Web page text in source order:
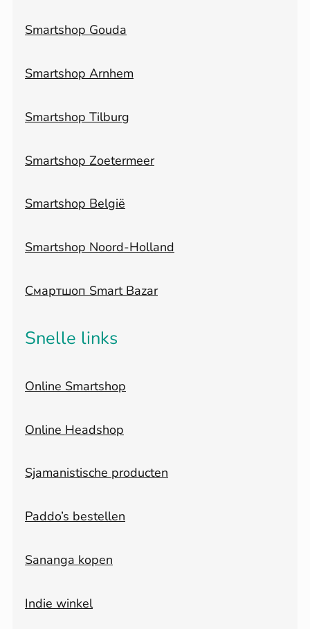
Smartshop Gouda
Smartshop Arnhem
Smartshop Tilburg
Smartshop Zoetermeer
Smartshop België
Smartshop Noord-Holland
Смартшоп Smart Bazar
Snelle links
Online Smartshop
Online Headshop
Sjamanistische producten
Paddo’s bestellen
Sananga kopen
Indie winkel